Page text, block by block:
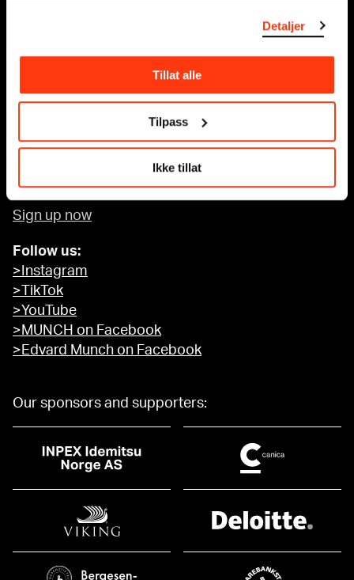
Detaljer
Tillat alle
Tilpass
Ikke tillat
Venue hire
Privacy policy and cookies
Sign up now
Follow us:
>Instagram
>TikTok
>YouTube
>MUNCH on Facebook
>Edvard Munch on Facebook
Our sponsors and supporters: